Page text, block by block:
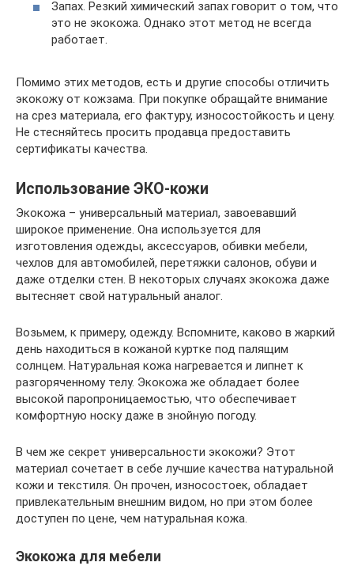
Запах. Резкий химический запах говорит о том, что
это не экокожа. Однако этот метод не всегда
работает.
Помимо этих методов, есть и другие способы отличить
экокожу от кожзама. При покупке обращайте внимание
на срез материала, его фактуру, износостойкость и цену.
Не стесняйтесь просить продавца предоставить
сертификаты качества.
Использование ЭКО-кожи
Экокожа – универсальный материал, завоевавший
широкое применение. Она используется для
изготовления одежды, аксессуаров, обивки мебели,
чехлов для автомобилей, перетяжки салонов, обуви и
даже отделки стен. В некоторых случаях экокожа даже
вытесняет свой натуральный аналог.
Возьмем, к примеру, одежду. Вспомните, каково в жаркий
день находиться в кожаной куртке под палящим
солнцем. Натуральная кожа нагревается и липнет к
разгоряченному телу. Экокожа же обладает более
высокой паропроницаемостью, что обеспечивает
комфортную носку даже в знойную погоду.
В чем же секрет универсальности экокожи? Этот
материал сочетает в себе лучшие качества натуральной
кожи и текстиля. Он прочен, износостоек, обладает
привлекательным внешним видом, но при этом более
доступен по цене, чем натуральная кожа.
Экокожа для мебели